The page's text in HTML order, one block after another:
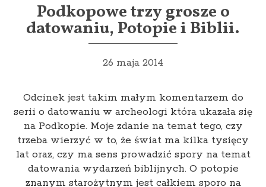
Podkopowe trzy grosze o
datowaniu, Potopie i Biblii.
26 maja 2014
Odcinek jest takim małym komentarzem do
serii o datowaniu w archeologi która ukazała się
na Podkopie. Moje zdanie na temat tego, czy
trzeba wierzyć w to, że świat ma kilka tysięcy
lat oraz, czy ma sens prowadzić spory na temat
datowania wydarzeń biblijnych. O potopie
znanym starożytnym jest całkiem sporo na